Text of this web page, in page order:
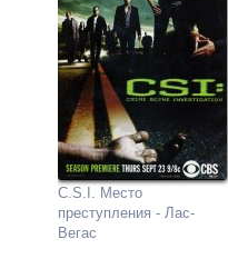
C.S.I. Место
преступления - Лас-
Вегас